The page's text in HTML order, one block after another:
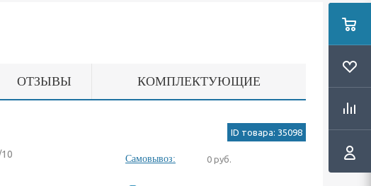
ОТЗЫВЫ КОМПЛЕКТУЮЩИЕ
ID товара: 35098
Самовывоз: 0 руб.